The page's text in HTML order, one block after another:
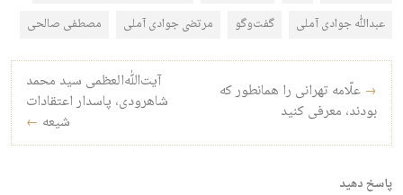
عبدالله جوادی آملی
گفت‌وگو مرتضی جوادی آملی مصطفی صالحی
راه‌بری نوشته
→ علّامه تهرانی را همانطور که
بودند، معرفی کنید
آیت‌الله‌العظمی سید محمد
شاهرودی، پاسدار اعتقادات
شیعه ←
پاسخ دهید